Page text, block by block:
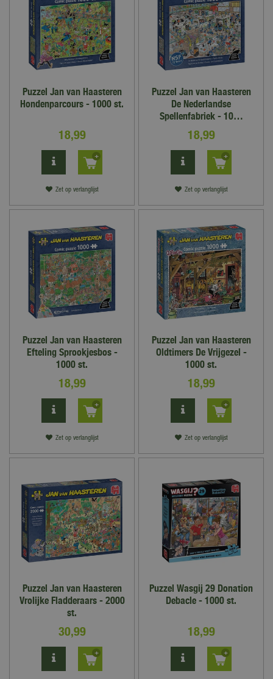
Puzzel Jan van Haasteren
Hondenparcours - 1000 st.
18,99
Zet op verlanglijst
Puzzel Jan van Haasteren
De Nederlandse
Spellenfabriek - 10…
18,99
Zet op verlanglijst
Puzzel Jan van Haasteren
Efteling Sprookjesbos -
1000 st.
18,99
Zet op verlanglijst
Puzzel Jan van Haasteren
Oldtimers De Vrijgezel -
1000 st.
18,99
Zet op verlanglijst
Puzzel Jan van Haasteren
Vrolijke Fladderaars - 2000
st.
30,99
Puzzel Wasgij 29 Donation
Debacle - 1000 st.
18,99